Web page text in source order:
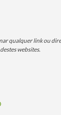
qualquer link ou
websites.